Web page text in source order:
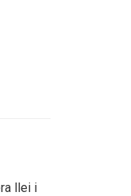
llei i